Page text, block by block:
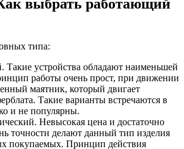
выбрать работающий
типа:
Такие устройства обладают наименьшей
работы очень прост, при движении
маятник, который двигает
Такие варианты встречаются в
и не популярны.
Невысокая цена и достаточно
точности делают данный тип изделия
покупаемых. Принцип действия